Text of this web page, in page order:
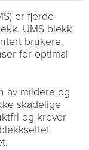
er fjerde
UMS blekk
brukere.
for optimal
av mildere og
skadelige
og krever